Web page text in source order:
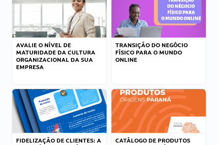
AVALIE O NÍVEL DE
MATURIDADE DA CULTURA
ORGANIZACIONAL DA SUA
EMPRESA
TRANSIÇÃO DO NEGÓCIO
FÍSICO PARA O MUNDO
ONLINE
FIDELIZAÇÃO DE CLIENTES: A
CATÁLOGO DE PRODUTOS